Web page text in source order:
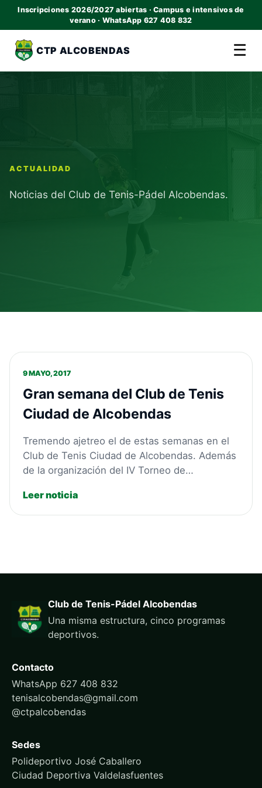
Inscripciones 2026/2027 abiertas · Campus e intensivos de
verano · WhatsApp 627 408 832
CTP ALCOBENDAS ☰
ACTUALIDAD
Noticias del Club de Tenis-Pádel Alcobendas.
9 MAYO, 2017
Gran semana del Club de Tenis
Ciudad de Alcobendas
Tremendo ajetreo el de estas semanas en el
Club de Tenis Ciudad de Alcobendas. Además
de la organización del IV Torneo de…
Leer noticia
Club de Tenis-Pádel Alcobendas
Una misma estructura, cinco programas
deportivos.
Contacto
WhatsApp 627 408 832
tenisalcobendas@gmail.com
@ctpalcobendas
Sedes
Polideportivo José Caballero
Ciudad Deportiva Valdelasfuentes